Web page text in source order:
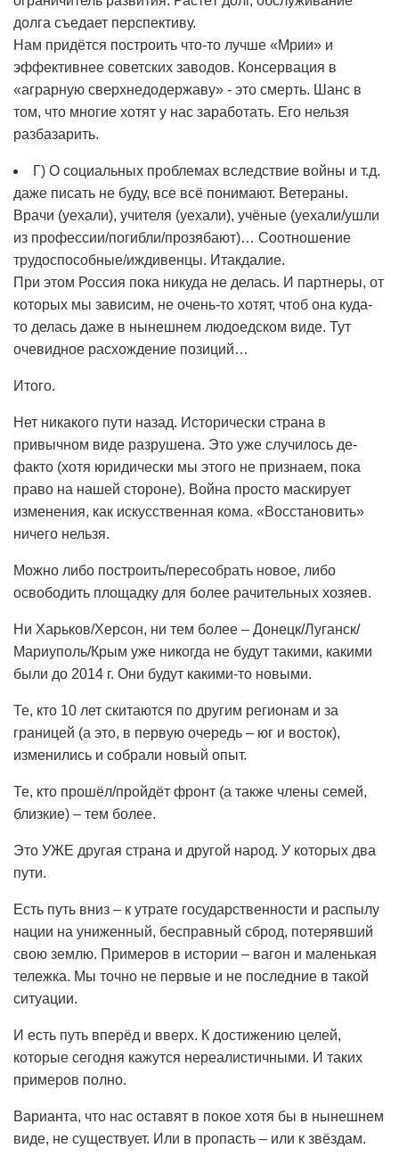
долга съедает перспективу.
Нам придётся построить что-то лучше «Мрии» и
эффективнее советских заводов. Консервация в
«аграрную сверхнедодержаву» - это смерть. Шанс в
том, что многие хотят у нас заработать. Его нельзя
разбазарить.
Г) О социальных проблемах вследствие войны и т.д.
даже писать не буду, все всё понимают. Ветераны.
Врачи (уехали), учителя (уехали), учёные (уехали/ушли
из профессии/погибли/прозябают)… Соотношение
трудоспособные/иждивенцы. Итакдалие.
При этом Россия пока никуда не делась. И партнеры, от
которых мы зависим, не очень-то хотят, чтоб она куда-
то делась даже в нынешнем людоедском виде. Тут
очевидное расхождение позиций…
Итого.
Нет никакого пути назад. Исторически страна в
привычном виде разрушена. Это уже случилось де-
факто (хотя юридически мы этого не признаем, пока
право на нашей стороне). Война просто маскирует
изменения, как искусственная кома. «Восстановить»
ничего нельзя.
Можно либо построить/пересобрать новое, либо
освободить площадку для более рачительных хозяев.
Ни Харьков/Херсон, ни тем более – Донецк/Луганск/
Мариуполь/Крым уже никогда не будут такими, какими
были до 2014 г. Они будут какими-то новыми.
Те, кто 10 лет скитаются по другим регионам и за
границей (а это, в первую очередь – юг и восток),
изменились и собрали новый опыт.
Те, кто прошёл/пройдёт фронт (а также члены семей,
близкие) – тем более.
Это УЖЕ другая страна и другой народ. У которых два
пути.
Есть путь вниз – к утрате государственности и распылу
нации на униженный, бесправный сброд, потерявший
свою землю. Примеров в истории – вагон и маленькая
тележка. Мы точно не первые и не последние в такой
ситуации.
И есть путь вперёд и вверх. К достижению целей,
которые сегодня кажутся нереалистичными. И таких
примеров полно.
Варианта, что нас оставят в покое хотя бы в нынешнем
виде, не существует. Или в пропасть – или к звёздам.